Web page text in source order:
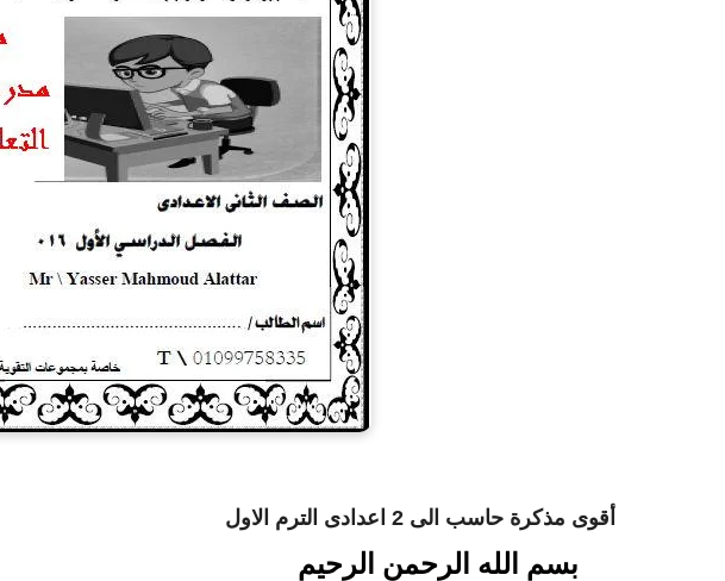
أقوى مذكرة حاسب الى 2 اعدادى الترم الاول
بسم الله الرحمن الرحيم